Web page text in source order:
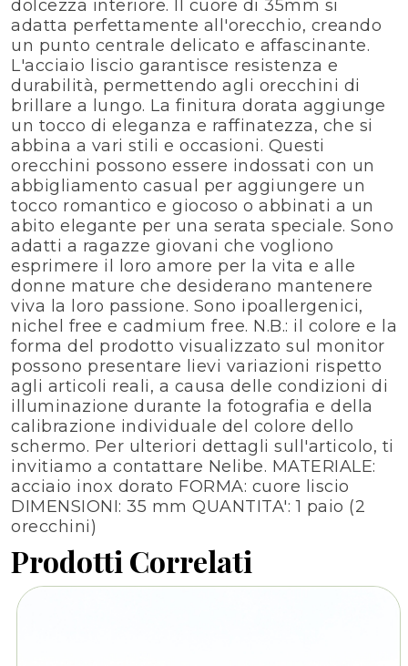
dolcezza interiore. Il cuore di 35mm si
adatta perfettamente all'orecchio, creando
un punto centrale delicato e affascinante.
L'acciaio liscio garantisce resistenza e
durabilità, permettendo agli orecchini di
brillare a lungo. La finitura dorata aggiunge
un tocco di eleganza e raffinatezza, che si
abbina a vari stili e occasioni. Questi
orecchini possono essere indossati con un
abbigliamento casual per aggiungere un
tocco romantico e giocoso o abbinati a un
abito elegante per una serata speciale. Sono
adatti a ragazze giovani che vogliono
esprimere il loro amore per la vita e alle
donne mature che desiderano mantenere
viva la loro passione. Sono ipoallergenici,
nichel free e cadmium free. N.B.: il colore e la
forma del prodotto visualizzato sul monitor
possono presentare lievi variazioni rispetto
agli articoli reali, a causa delle condizioni di
illuminazione durante la fotografia e della
calibrazione individuale del colore dello
schermo. Per ulteriori dettagli sull'articolo, ti
invitiamo a contattare Nelibe. MATERIALE:
acciaio inox dorato FORMA: cuore liscio
DIMENSIONI: 35 mm QUANTITA': 1 paio (2
orecchini)
Prodotti Correlati